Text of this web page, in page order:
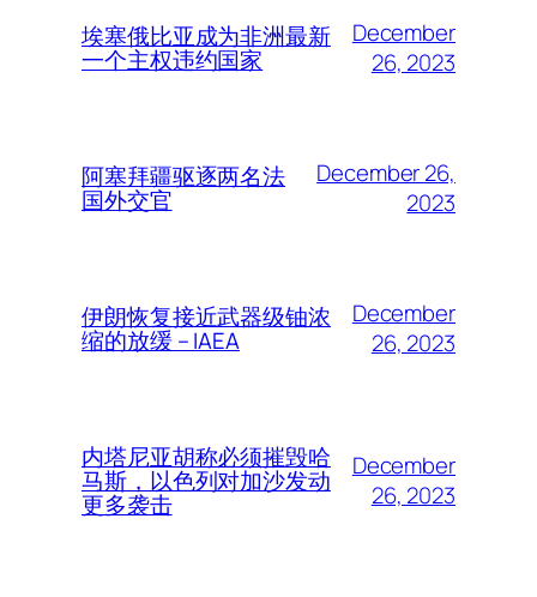
埃塞俄比亚成为非洲最新
一个主权违约国家
December
26, 2023
阿塞拜疆驱逐两名法
国外交官
December 26,
2023
伊朗恢复接近武器级铀浓
缩的放缓 – IAEA
December
26, 2023
内塔尼亚胡称必须摧毁哈
马斯，以色列对加沙发动
更多袭击
December
26, 2023